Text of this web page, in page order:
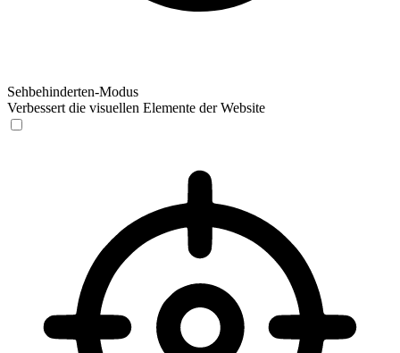
Sehbehinderten-Modus
Verbessert die visuellen Elemente der Website